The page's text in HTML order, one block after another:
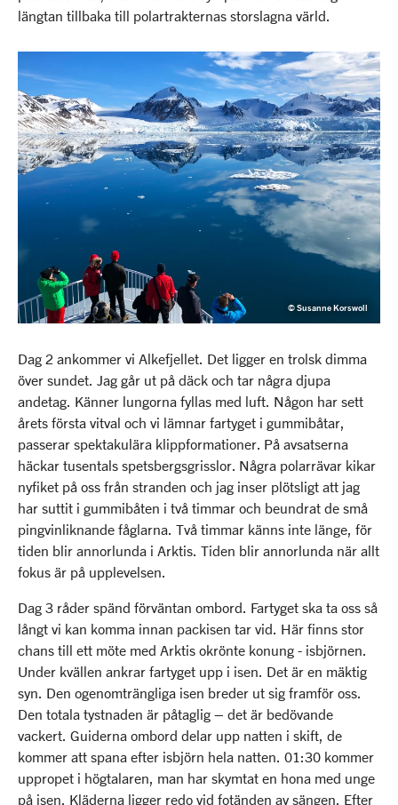
längtan tillbaka till polartrakternas storslagna värld.
© Susanne Korswoll
Dag 2 ankommer vi Alkefjellet. Det ligger en trolsk dimma
över sundet. Jag går ut på däck och tar några djupa
andetag. Känner lungorna fyllas med luft. Någon har sett
årets första vitval och vi lämnar fartyget i gummibåtar,
passerar spektakulära klippformationer. På avsatserna
häckar tusentals spetsbergsgrisslor. Några polarrävar kikar
nyfiket på oss från stranden och jag inser plötsligt att jag
har suttit i gummibåten i två timmar och beundrat de små
pingvinliknande fåglarna. Två timmar känns inte länge, för
tiden blir annorlunda i Arktis. Tiden blir annorlunda när allt
fokus är på upplevelsen.
Dag 3 råder spänd förväntan ombord. Fartyget ska ta oss så
långt vi kan komma innan packisen tar vid. Här finns stor
chans till ett möte med Arktis okrönte konung - isbjörnen.
Under kvällen ankrar fartyget upp i isen. Det är en mäktig
syn. Den ogenomträngliga isen breder ut sig framför oss.
Den totala tystnaden är påtaglig – det är bedövande
vackert. Guiderna ombord delar upp natten i skift, de
kommer att spana efter isbjörn hela natten. 01:30 kommer
uppropet i högtalaren, man har skymtat en hona med unge
på isen. Kläderna ligger redo vid fotänden av sängen. Efter